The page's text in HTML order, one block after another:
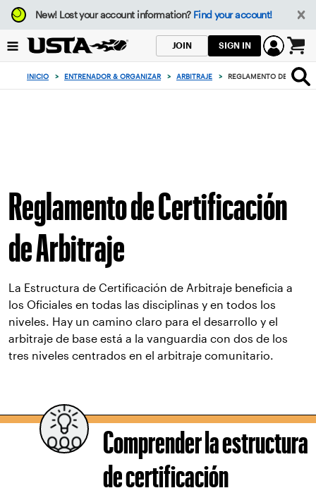
Enfoque
desde
botón
volver
New!Lost your account information? Find your account!
JOIN SIGN IN
0
artículos
en
INICIO > ENTRENADOR & ORGANIZAR > ARBITRAJE > REGLAMENTO DE
Reglamento de Certificación
de Arbitraje
La Estructura de Certificación de Arbitraje beneficia a
los Oficiales en todas las disciplinas y en todos los
niveles. Hay un camino claro para el desarrollo y el
arbitraje de base está a la vanguardia con dos de los
tres niveles centrados en el arbitraje comunitario.
Comprender la estructura
de certificación